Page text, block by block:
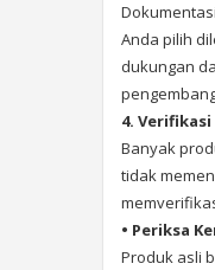
Anda pilih
dukungan
4.
Banyak
tidak
• Periksa
Produk asli